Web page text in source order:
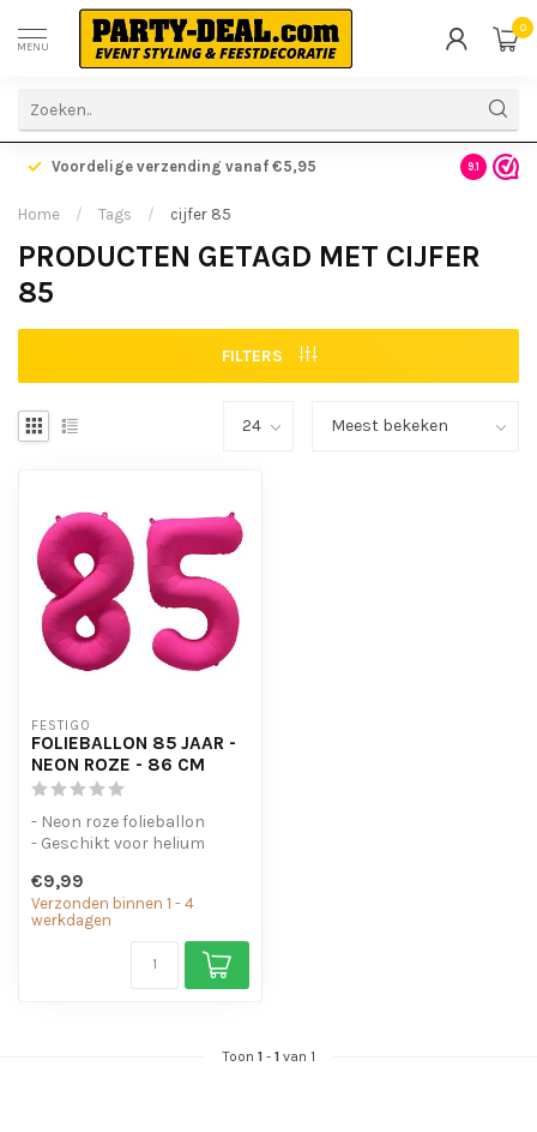
MENU
0
Voordelige verzending vanaf €5,95 Gratis
9.1
Home / Tags / cijfer 85
PRODUCTEN GETAGD MET CIJFER
85
FILTERS
FESTIGO
FOLIEBALLON 85 JAAR -
NEON ROZE - 86 CM
- Neon roze folieballon
- Geschikt voor helium
op te...
€9,99
Verzonden binnen 1 - 4
werkdagen
Toon 1- 1van 1